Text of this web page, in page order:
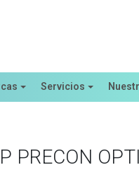
Servicios
PRECON